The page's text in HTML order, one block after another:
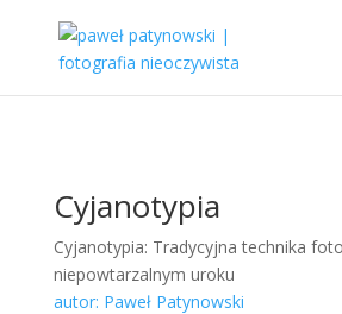
Cyjanotypia
Cyjanotypia: Tradycyjna technika
niepowtarzalnym uroku
autor: Paweł Patynowski